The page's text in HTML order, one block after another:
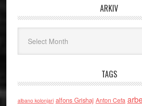
ARKIV
TAGS
albano kolonjari alfons Grishaj Anton Cefa